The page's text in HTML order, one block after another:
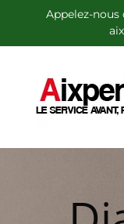
au
contenu
Appelez-nous